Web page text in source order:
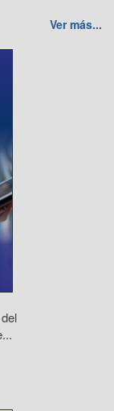
Ver más...